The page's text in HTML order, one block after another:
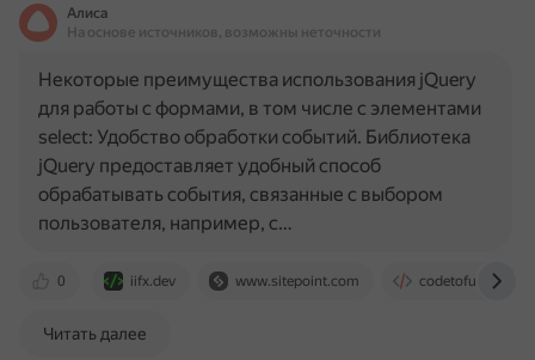
Алиса
На основе источников, возможны неточности
0 iifx.dev www.sitepoint.com codetofun.com
Некоторые преимущества использования jQuery
для работы с формами, в том числе с элементами
select: Удобство обработки событий. Библиотека
jQuery предоставляет удобный способ
обрабатывать события, связанные с выбором
пользователя, например, с…
Читать далее